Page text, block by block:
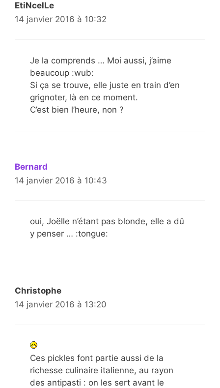
EtiNcelLe
14 janvier 2016 à 10:32
Je la comprends … Moi aussi, j’aime
beaucoup :wub:
Si ça se trouve, elle juste en train d’en
grignoter, là en ce moment.
C’est bien l’heure, non ?
Bernard
14 janvier 2016 à 10:43
oui, Joëlle n’étant pas blonde, elle a dû
y penser … :tongue:
Christophe
14 janvier 2016 à 13:20
Ces pickles font partie aussi de la
richesse culinaire italienne, au rayon
des antipasti : on les sert avant le